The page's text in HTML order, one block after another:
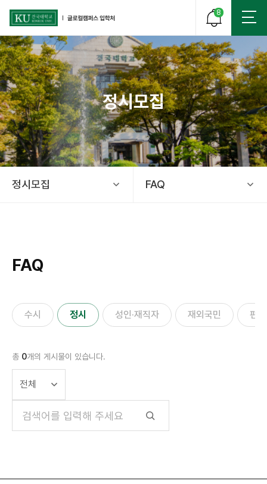
건국대학교 글로컬 캠퍼스 입학처
8
정시모집
정시모집 FAQ
FAQ
수시 정시 성인·재직자 재외국민 편
총 0개의 게시물이 있습니다.